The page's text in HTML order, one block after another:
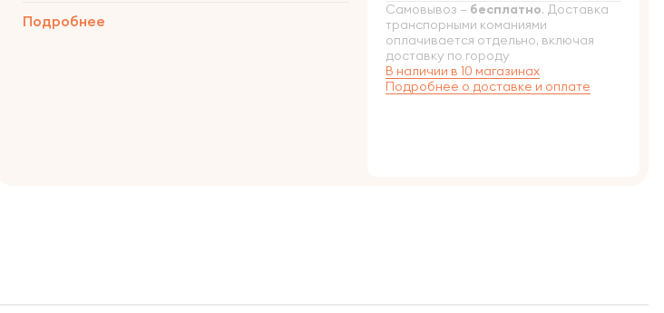
Подробнее
Самовывоз – бесплатно. Доставка
транспорными команиями
оплачивается отдельно, включая
доставку по городу
В наличии в 10 магазинах
Подробнее о доставке и оплате